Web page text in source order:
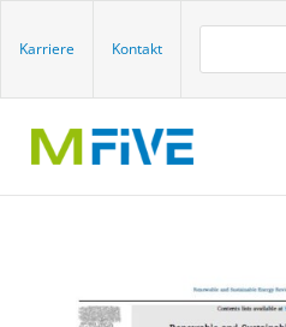
Karriere Kontakt